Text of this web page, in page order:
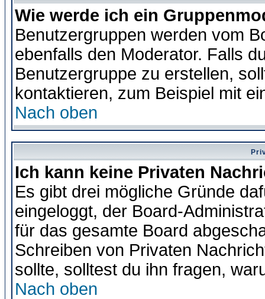
Wie werde ich ein
Benutzergruppen werden vom
ebenfalls den Moderator. Falls
Benutzergruppe zu erstellen,
kontaktieren, zum Beispiel mit
Nach oben
Ich kann keine Privaten
Es gibt drei mögliche Gründe
eingeloggt, der Board-
für das gesamte Board
Schreiben von Privaten
sollte, solltest du ihn fragen,
Nach oben